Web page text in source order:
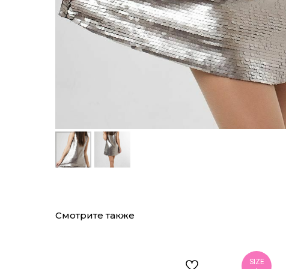
Смотрите также
SIZE